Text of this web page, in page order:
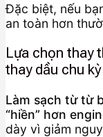
Đặc biệt, nếu
an toàn hơn
Lựa chọn thay
thay dầu chu
Làm sạch từ từ
“hiền” hơn
dày vì giảm